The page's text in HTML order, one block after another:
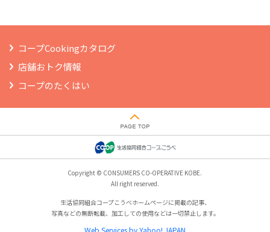
コープCookingカタログ
店舗おトク情報
コープのたくはい
Copyright © CONSUMERS CO-OPERATIVE KOBE.
All right reserved.
生活協同組合コープこうべホームページに掲載の記事、
写真などの無断転載、加工しての使用などは一切禁止します。
Web Services by Yahoo! JAPAN